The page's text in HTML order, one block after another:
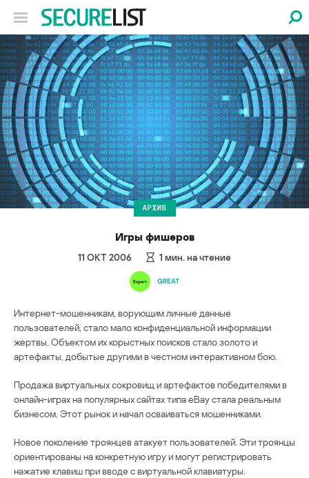
АРХИВ
Игры фишеров
11 ОКТ 2006 1 мин. на чтение
GREAT
Интернет-мошенникам, ворующим личные данные
пользователей, стало мало конфиденциальной информации
жертвы. Объектом их корыстных поисков стало золото и
артефакты, добытые другими в честном интерактивном бою.
Продажа виртуальных сокровищ и артефактов победителями в
онлайн-играх на популярных сайтах типа eBay стала реальным
бизнесом. Этот рынок и начал осваиваться мошенниками.
Новое поколение троянцев атакует пользователей. Эти троянцы
ориентированы на конкретную игру и могут регистрировать
нажатие клавиш при вводе с виртуальной клавиатуры.